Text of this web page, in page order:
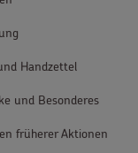
Handzettel
und Besonderes
früherer Aktionen